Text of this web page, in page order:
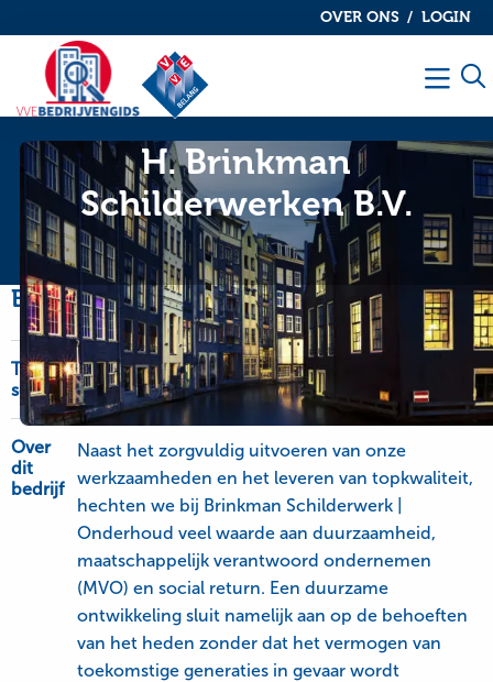
OVER ONS LOGIN
VvE
bedrijvengidsbedrijvengids
H. Brinkman
Schilderwerken B.V.
Bedrijfsinformatie
Type
service
OnderhoudNL Garantie, schilderwerk-glaswerk
en onderhoudswerk
Over
dit
bedrijf
Naast het zorgvuldig uitvoeren van onze
werkzaamheden en het leveren van topkwaliteit,
hechten we bij Brinkman Schilderwerk |
Onderhoud veel waarde aan duurzaamheid,
maatschappelijk verantwoord ondernemen
(MVO) en social return. Een duurzame
ontwikkeling sluit namelijk aan op de behoeften
van het heden zonder dat het vermogen van
toekomstige generaties in gevaar wordt